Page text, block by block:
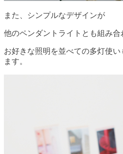
また、シンプルなデザインが
他のペンダントライトとも組み合
お好きな照明を並べての多灯使
ます。